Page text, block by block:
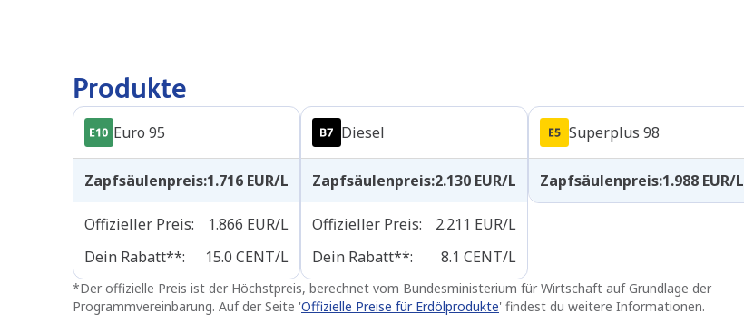
Produkte
Euro 95
Zapfsäulenpreis:1.716 EUR/L
Offizieller Preis: 1.866 EUR/L
Dein Rabatt**: 15.0 CENT/L
Diesel
Zapfsäulenpreis:2.130 EUR/L
Offizieller Preis: 2.211 EUR/L
Dein Rabatt**: 8.1 CENT/L
Superplus 98
Zapfsäulenpreis:1.988 EUR/L
*Der offizielle Preis ist der Höchstpreis, berechnet vom Bundesministerium für Wirtschaft auf Grundlage der
Programmvereinbarung. Auf der Seite 'Offizielle Preise für Erdölprodukte' findest du weitere Informationen.